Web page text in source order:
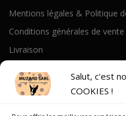
Salut, c'est
COOKIES !
Mentions légales & Politique
Conditions générales de vente
Livraison